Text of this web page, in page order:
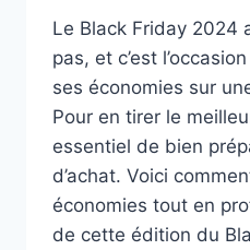
Le Black Friday 2024
pas, et c’est
ses économies sur
Pour en tirer le
essentiel de bien
d’achat. Voici
économies tout en
de cette édition du